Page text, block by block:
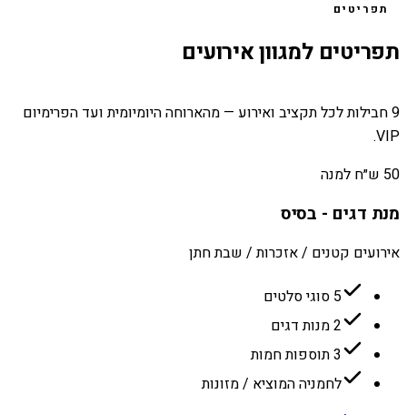
תפריטים
תפריטים למגוון אירועים
9 חבילות לכל תקציב ואירוע — מהארוחה היומיומית ועד הפרימיום
VIP.
50 ש״ח למנה
מנת דגים - בסיס
אירועים קטנים / אזכרות / שבת חתן
5 סוגי סלטים
2 מנות דגים
3 תוספות חמות
לחמניה המוציא / מזונות